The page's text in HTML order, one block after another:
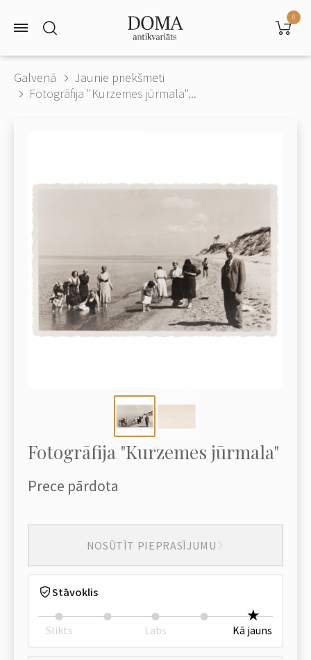
0
Galvenā
Jaunie priekšmeti
Fotogrāfija "Kurzemes jūrmala"...
Fotogrāfija "Kurzemes jūrmala"
Prece pārdota
NOSŪTĪT PIEPRASĪJUMU
Stāvoklis
Slikts Labs Kā jauns